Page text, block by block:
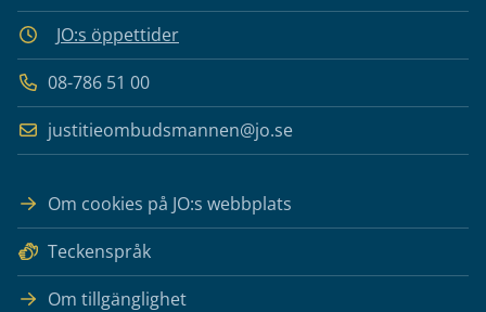
JO:s öppettider
08-786 51 00
justitieombudsmannen@jo.se
Om cookies på JO:s webbplats
Teckenspråk
Om tillgänglighet